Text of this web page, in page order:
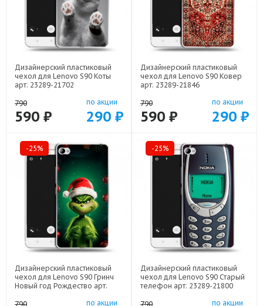
Дизайнерский пластиковый
чехол для Lenovo S90 Коты
арт: 23289-21702
790
590 ₽
по акции
290 ₽
Дизайнерский пластиковый
чехол для Lenovo S90 Ковер
арт: 23289-21846
790
590 ₽
по акции
290 ₽
-25%
Дизайнерский пластиковый
чехол для Lenovo S90 Гринч
Новый год Рождество арт:
790
по акции
-25%
Дизайнерский пластиковый
чехол для Lenovo S90 Старый
телефон арт: 23289-21800
790 по акции